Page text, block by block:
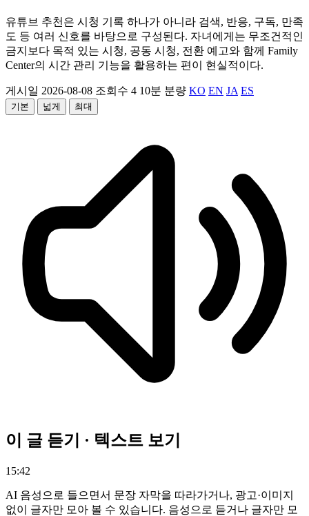
유튜브 추천은 시청 기록 하나가 아니라 검색, 반응, 구독, 만족
도 등 여러 신호를 바탕으로 구성된다. 자녀에게는 무조건적인
금지보다 목적 있는 시청, 공동 시청, 전환 예고와 함께 Family
Center의 시간 관리 기능을 활용하는 편이 현실적이다.
게시일 2026-08-08 조회수 4 10분 분량 KO EN JA ES
기본 넓게 최대
이 글 듣기 · 텍스트 보기
15:42
AI 음성으로 들으면서 문장 자막을 따라가거나, 광고·이미지
없이 글자만 모아 볼 수 있습니다. 음성으로 듣거나 글자만 모